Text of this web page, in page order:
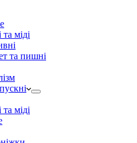
міді
та пишні
міді